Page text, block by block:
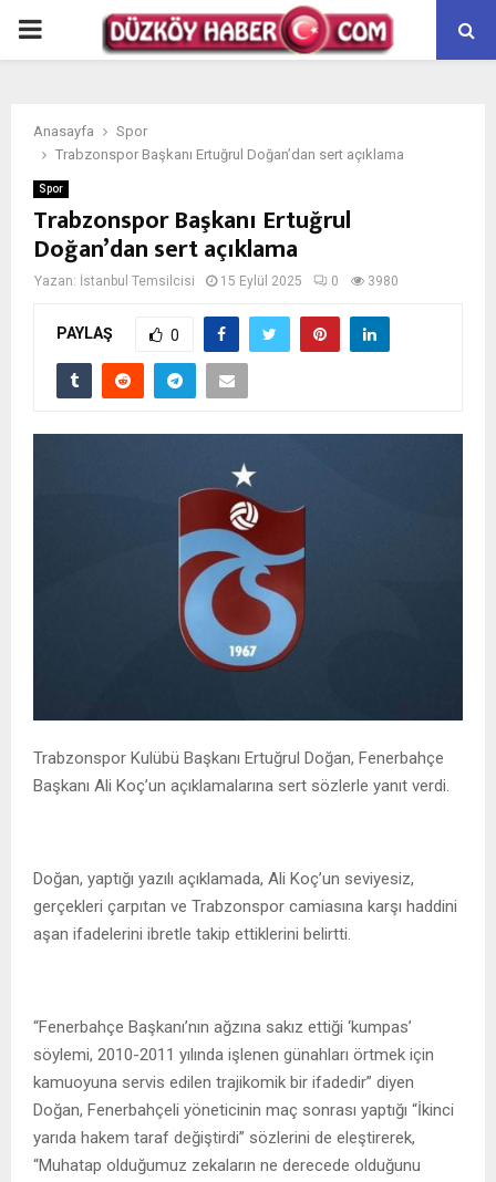
PRIMARY
Anasayfa
Spor
Trabzonspor Başkanı Ertuğrul Doğan’dan sert açıklama
Spor
Trabzonspor Başkanı Ertuğrul
Doğan’dan sert açıklama
Yazan: İstanbul Temsilcisi 15 Eylül 2025 0 3980
PAYLAŞ 0
Trabzonspor Kulübü Başkanı Ertuğrul Doğan, Fenerbahçe
Başkanı Ali Koç’un açıklamalarına sert sözlerle yanıt verdi.
Doğan, yaptığı yazılı açıklamada, Ali Koç’un seviyesiz,
gerçekleri çarpıtan ve Trabzonspor camiasına karşı haddini
aşan ifadelerini ibretle takip ettiklerini belirtti.
“Fenerbahçe Başkanı’nın ağzına sakız ettiği ‘kumpas’
söylemi, 2010-2011 yılında işlenen günahları örtmek için
kamuoyuna servis edilen trajikomik bir ifadedir” diyen
Doğan, Fenerbahçeli yöneticinin maç sonrası yaptığı “İkinci
yarıda hakem taraf değiştirdi” sözlerini de eleştirerek,
“Muhatap olduğumuz zekaların ne derecede olduğunu